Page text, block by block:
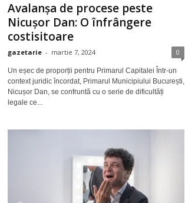
Avalanșa de procese peste
Nicușor Dan: O înfrângere
costisitoare
gazetarie - martie 7, 2024 0
Un eșec de proporții pentru Primarul Capitalei Într-un
context juridic încordat, Primarul Municipiului București,
Nicușor Dan, se confruntă cu o serie de dificultăți
legale ce...